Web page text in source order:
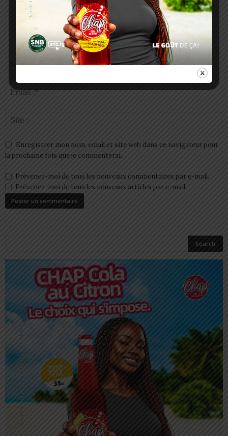
Enregistrer mon nom, email et site web dans ce navigateur pour
la prochaine fois que je commenterai.
Prévenez-moi de tous les nouveaux commentaires par e-mail.
Prévenez-moi de tous les nouveaux articles par e-mail.